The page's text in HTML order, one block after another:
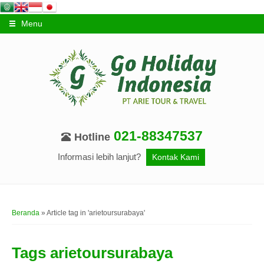
Menu
Hotline 021-88347537
Informasi lebih lanjut? Kontak Kami
Beranda » Article tag in 'arietoursurabaya'
Tags arietoursurabaya